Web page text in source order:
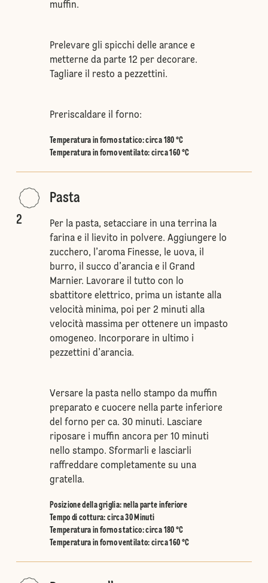
muffin.
Prelevare gli spicchi delle arance e
metterne da parte 12 per decorare.
Tagliare il resto a pezzettini.
Preriscaldare il forno:
Temperatura in forno statico:circa 180 °C
Temperatura in forno ventilato: circa 160 °C
2
Pasta
Per la pasta, setacciare in una terrina la
farina e il lievito in polvere. Aggiungere lo
zucchero, l’aroma Finesse, le uova, il
burro, il succo d’arancia e il Grand
Marnier. Lavorare il tutto con lo
sbattitore elettrico, prima un istante alla
velocità minima, poi per 2 minuti alla
velocità massima per ottenere un impasto
omogeneo. Incorporare in ultimo i
pezzettini d’arancia.
Versare la pasta nello stampo da muffin
preparato e cuocere nella parte inferiore
del forno per ca. 30 minuti. Lasciare
riposare i muffin ancora per 10 minuti
nello stampo. Sformarli e lasciarli
raffreddare completamente su una
gratella.
Posizione della griglia: nella parte inferiore
Tempo di cottura: circa 30 Minuti
Temperatura in forno statico:circa 180 °C
Temperatura in forno ventilato: circa 160 °C